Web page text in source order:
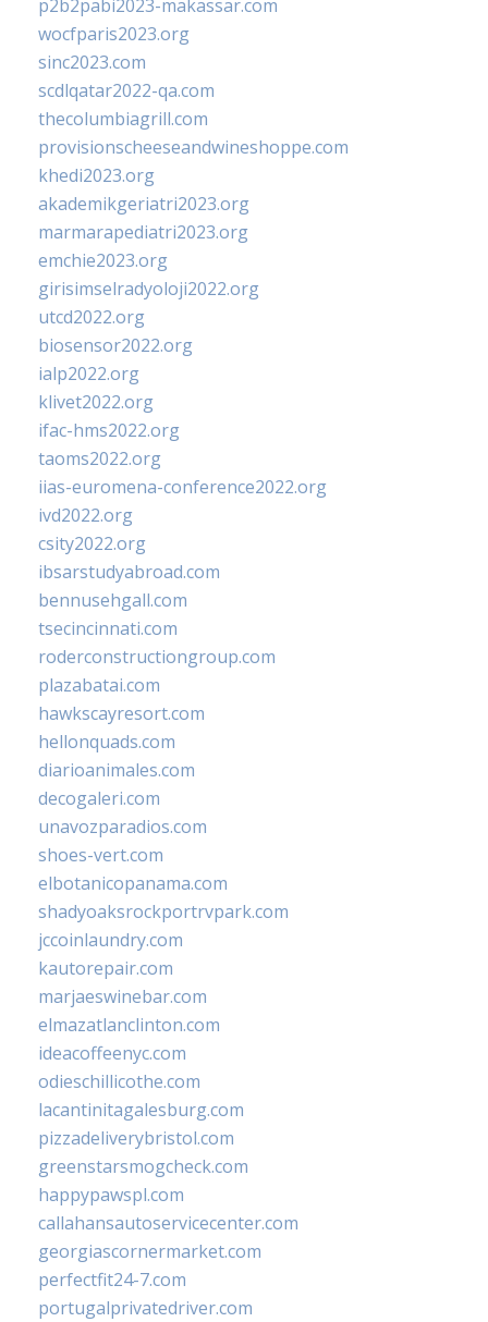
p2b2pabi2023-makassar.com
wocfparis2023.org
sinc2023.com
scdlqatar2022-qa.com
thecolumbiagrill.com
provisionscheeseandwineshoppe.com
khedi2023.org
akademikgeriatri2023.org
marmarapediatri2023.org
emchie2023.org
girisimselradyoloji2022.org
utcd2022.org
biosensor2022.org
ialp2022.org
klivet2022.org
ifac-hms2022.org
taoms2022.org
iias-euromena-conference2022.org
ivd2022.org
csity2022.org
ibsarstudyabroad.com
bennusehgall.com
tsecincinnati.com
roderconstructiongroup.com
plazabatai.com
hawkscayresort.com
hellonquads.com
diarioanimales.com
decogaleri.com
unavozparadios.com
shoes-vert.com
elbotanicopanama.com
shadyoaksrockportrvpark.com
jccoinlaundry.com
kautorepair.com
marjaeswinebar.com
elmazatlanclinton.com
ideacoffeenyc.com
odieschillicothe.com
lacantinitagalesburg.com
pizzadeliverybristol.com
greenstarsmogcheck.com
happypawspl.com
callahansautoservicecenter.com
georgiascornermarket.com
perfectfit24-7.com
portugalprivatedriver.com